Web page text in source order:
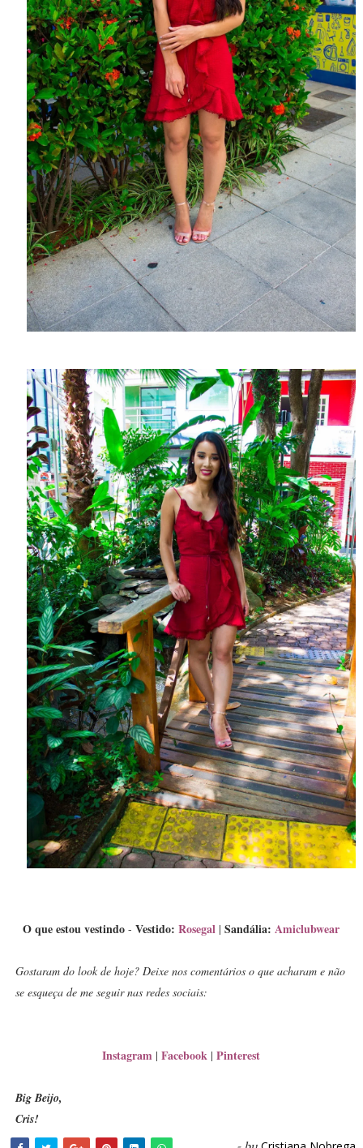
O que estou vestindo -Vestido:Rosegal |Sandália: Amiclubwear
Gostaram do look de hoje? Deixe nos comentários o que acharam e não
se esqueça de me seguir nas redes sociais:
Instagram |Facebook |Pinterest
Big Beijo,
Cris!